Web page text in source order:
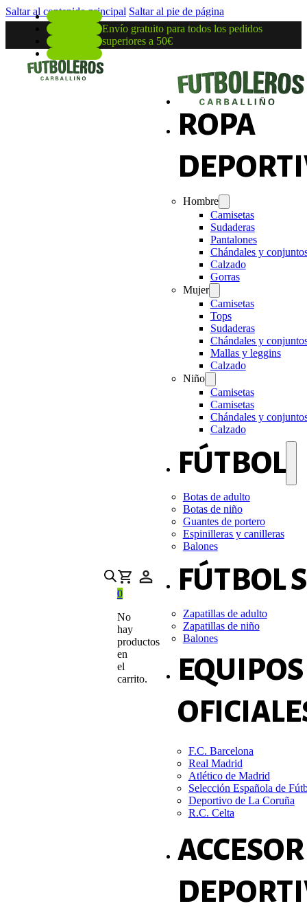
Saltar al contenido principal Saltar al pie de página
Envío gratuito para todos los pedidos
superiores a 50€
0
No
hay
productos
en
el
carrito.
ROPA
Hombre
Camisetas
Sudaderas
Pantalones
Chándales y
Calzado
Gorras
Mujer
Camisetas
Tops
Sudaderas
Chándales y
Mallas y leggins
Calzado
Niño
Camisetas
Camisetas
Chándales y
Calzado
FÚTBOL
Botas de adulto
Botas de niño
Guantes de portero
Espinilleras y canilleras
Balones
FÚTBOL
Zapatillas de adulto
Zapatillas de niño
Balones
EQUIPOS
F.C. Barcelona
Real Madrid
Atlético de Madrid
Selección Española de
Deportivo de La Coruña
R.C. Celta